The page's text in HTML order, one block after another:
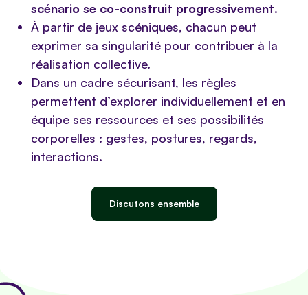
scénario se co-construit progressivement.
À partir de jeux scéniques, chacun peut
exprimer sa singularité pour contribuer à la
réalisation collective.
Dans un cadre sécurisant, les règles
permettent d’explorer individuellement et en
équipe ses ressources et ses possibilités
corporelles : gestes, postures, regards,
interactions.
Discutons ensemble